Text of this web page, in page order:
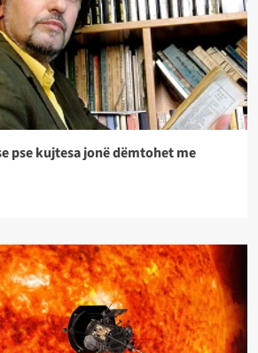
pse kujtesa jonë dëmtohet me